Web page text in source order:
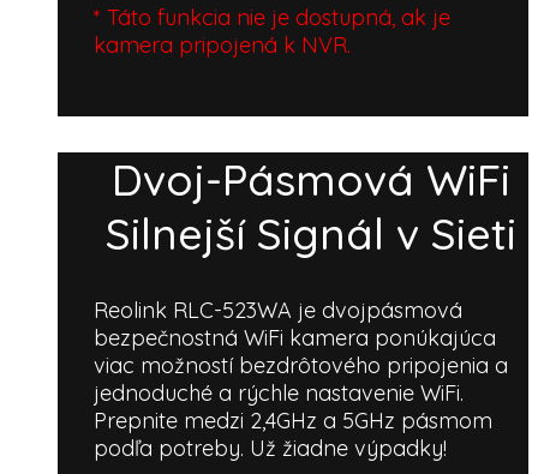
* Táto funkcia nie je dostupná, ak je
kamera pripojená k NVR.
Dvoj-Pásmová WiFi
Silnejší Signál v Sieti
Reolink RLC-523WA je dvojpásmová
bezpečnostná WiFi kamera ponúkajúca
viac možností bezdrôtového pripojenia a
jednoduché a rýchle nastavenie WiFi.
Prepnite medzi 2,4GHz a 5GHz pásmom
podľa potreby. Už žiadne výpadky!